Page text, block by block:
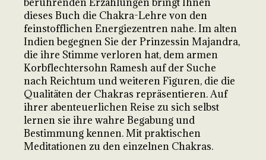
dieses Buch die Chakra-Lehre von den
feinstofflichen Energiezentren nahe. Im alten
Indien begegnen Sie der Prinzessin Majandra,
die ihre Stimme verloren hat, dem armen
Korbflechtersohn Ramesh auf der Suche
nach Reichtum und weiteren Figuren, die die
Qualitäten der Chakras repräsentieren. Auf
ihrer abenteuerlichen Reise zu sich selbst
lernen sie ihre wahre Begabung und
Bestimmung kennen. Mit praktischen
Meditationen zu den einzelnen Chakras.